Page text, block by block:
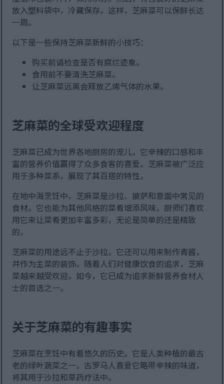
放入塑料袋中，冷藏保存。这样，芝麻菜可以保鲜长达
一周。
以下是一些保持芝麻菜新鲜的小技巧：
购买前请检查是否有腐烂迹象。
食用前不要清洗芝麻菜。
让芝麻菜远离会释放乙烯气体的水果。
芝麻菜的全球受欢迎程度
芝麻菜已成为世界各地厨房的宠儿。它辛辣的口感和丰
富的营养价值赢得了众多食客的喜爱。芝麻菜被广泛应
用于多种菜系，展现了其百搭的特性。
在地中海烹饪中，芝麻菜是沙拉、披萨和意面中常见的
食材。它也能为其他风格的菜肴增添风味。厨师们喜欢
用它来让菜肴更加丰富多彩，无论是简单的还是精致
的。
芝麻菜的用途远不止于沙拉。它还可以用来制作青酱，
并作为主菜的装饰。随着人们对健康饮食的追求，芝麻
菜越来越受欢迎。如今，它已成为追求新鲜营养食材人
士的首选之一。
关于芝麻菜的有趣事实
芝麻菜在烹饪中有着悠久的历史。它是人类种植的最古
老的绿叶蔬菜之一。古罗马人喜爱它略带辛辣的味道，
将其用于沙拉和草药疗法中。